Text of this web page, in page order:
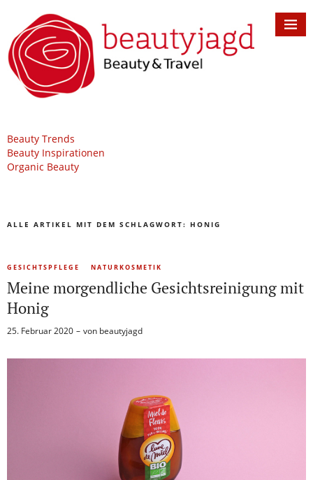
Beauty Trends
Beauty Inspirationen
Organic Beauty
ALLE ARTIKEL MIT DEM SCHLAGWORT: HONIG
GESICHTSPFLEGE NATURKOSMETIK
Meine morgendliche Gesichtsreinigung mit
Honig
25. Februar 2020 von beautyjagd